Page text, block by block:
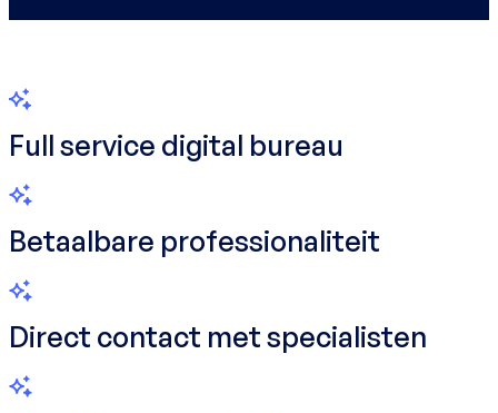
Full service digital bureau
Betaalbare professionaliteit
Direct contact met specialisten